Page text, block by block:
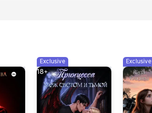
Exclusive
18+
Exclusive